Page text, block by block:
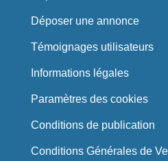
Déposer une annonce
Témoignages utilisateurs
Informations légales
Paramètres des cookies
Conditions de publication
Conditions Générales de